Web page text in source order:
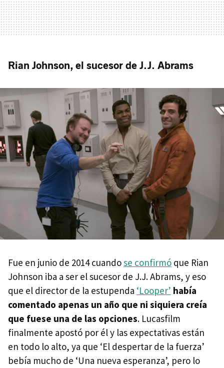
Rian Johnson, el sucesor de J.J. Abrams
Fue en junio de 2014 cuandose confirmó que Rian
Johnson iba a ser el sucesor de J.J. Abrams, y eso
que el director de la estupenda ‘Looper’ había
comentado apenas un año que ni siquiera creía
que fuese una de las opciones. Lucasfilm
finalmente apostó por él y las expectativas están
en todo lo alto, ya que ‘El despertar de la fuerza’
bebía mucho de ‘Una nueva esperanza’, pero lo